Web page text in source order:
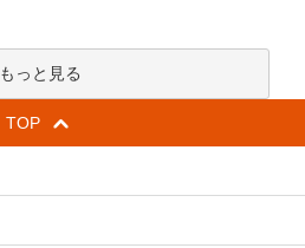
もっと見る
TOP